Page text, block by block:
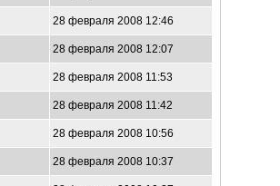
28 февраля 2008 12:46
28 февраля 2008 12:07
28 февраля 2008 11:53
28 февраля 2008 11:42
28 февраля 2008 10:56
28 февраля 2008 10:37